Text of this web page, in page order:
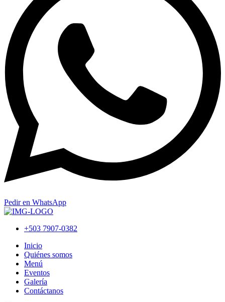
Pedir en WhatsApp
+503 7907-0382
Inicio
Quiénes somos
Menú
Eventos
Galería
Contáctanos